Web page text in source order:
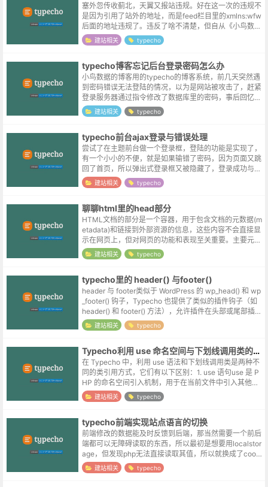
塞外忽传收蓟北，天翼又报站违规。好在这一次的违规不
是因为引用了站外的地址，而是feed栏目里的xmlns:wfw
后面的地址违规了。违反了啥不清楚，但自从《小鸟数
据》网站搬至阿里云之后，日均流量本身已经是个位数，
删除这一行不说无关痛痒吧...
建站相关 typecho
typecho博客忘记后台登录密码怎么办
小鸟数据的博客用的typecho的博客系统，前几天突然遇
到密码错误无法登陆的情况，以为是网站被攻击了，赶紧
登录服务器通过指令修改了数据库里的密码，事后回忆似
乎是自己在公司修改过密码，但忘记在家里更新浏览器自
动保存的密码所导致的 T_T...
建站相关 typecho
typecho前台ajax登录与错误处理
尝试了在主题前台做一个登录框，登陆的功能是实现了，
有一个小小的不便，就是如果输错了密码，因为页面又跳
回了首页，所以弹出式登录框又被隐藏了，登录成功与否
不够明显，二次登录的场合操作也较繁琐，所以想实现前
台以ajax的方式登录。实现aja...
建站相关 typecho
聊聊html里的head部分
HTML文档的部分是一个容器，用于包含文档的元数据(m
etadata)和链接到外部资源的信息，这些内容不会直接显
示在网页上，但对网页的功能和表现至关重要。主要元素
和功能1. 基础元素<title>: 定义文档标题，显示在浏...
建站相关 typecho
typecho里的 header() 与footer()
header 与 footer类似于 WordPress 的 wp_head() 和 wp
_footer() 钩子，Typecho 也提供了类似的插件钩子（如
header() 和 footer() 方法），允许插件在头部或尾部插入
内...建站相关 typecho
Typecho利用 use 命名空间与下划线调用类的区别
在 Typecho 中，利用 use 语法和下划线调用类是两种不
同的类引用方式，它们有以下区别：1. use 语句use 是 P
HP 的命名空间引入机制，用于在当前文件中引入其他命
名空间的类：use Typecho\Db; use T...
建站相关 typecho
typecho前端实现站点语言的切换
前端修改的数据能及时反馈到后端，那当然需要一个前后
端都可以无障碍读取的东西，所以最初是想要用localstor
age，但发现php无法直接读取其值，所以就换成了cooki
e。前端通过js来设置参数值：document.cookie='...
建站相关 typecho